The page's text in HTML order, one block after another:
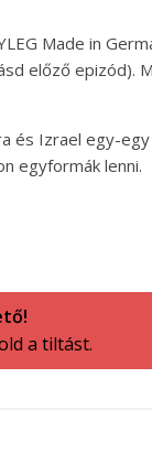
Made in
előző epizód).
és Izrael egy-
egyformák lenni.
a tiltást.